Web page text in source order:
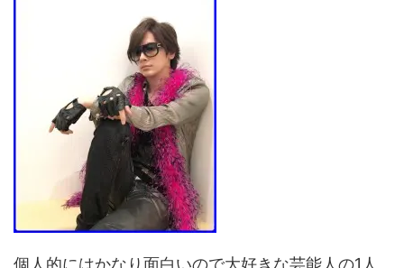
個人的にはかなり面白いので大好きな芸能人の1人